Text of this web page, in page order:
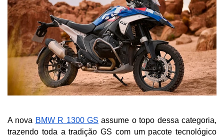
A nova BMW R 1300 GS assume o topo dessa categoria,
trazendo toda a tradição GS com um pacote tecnológico